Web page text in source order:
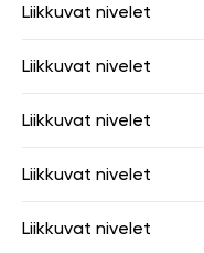
Liikkuvat nivelet
Liikkuvat nivelet
Liikkuvat nivelet
Liikkuvat nivelet
Liikkuvat nivelet